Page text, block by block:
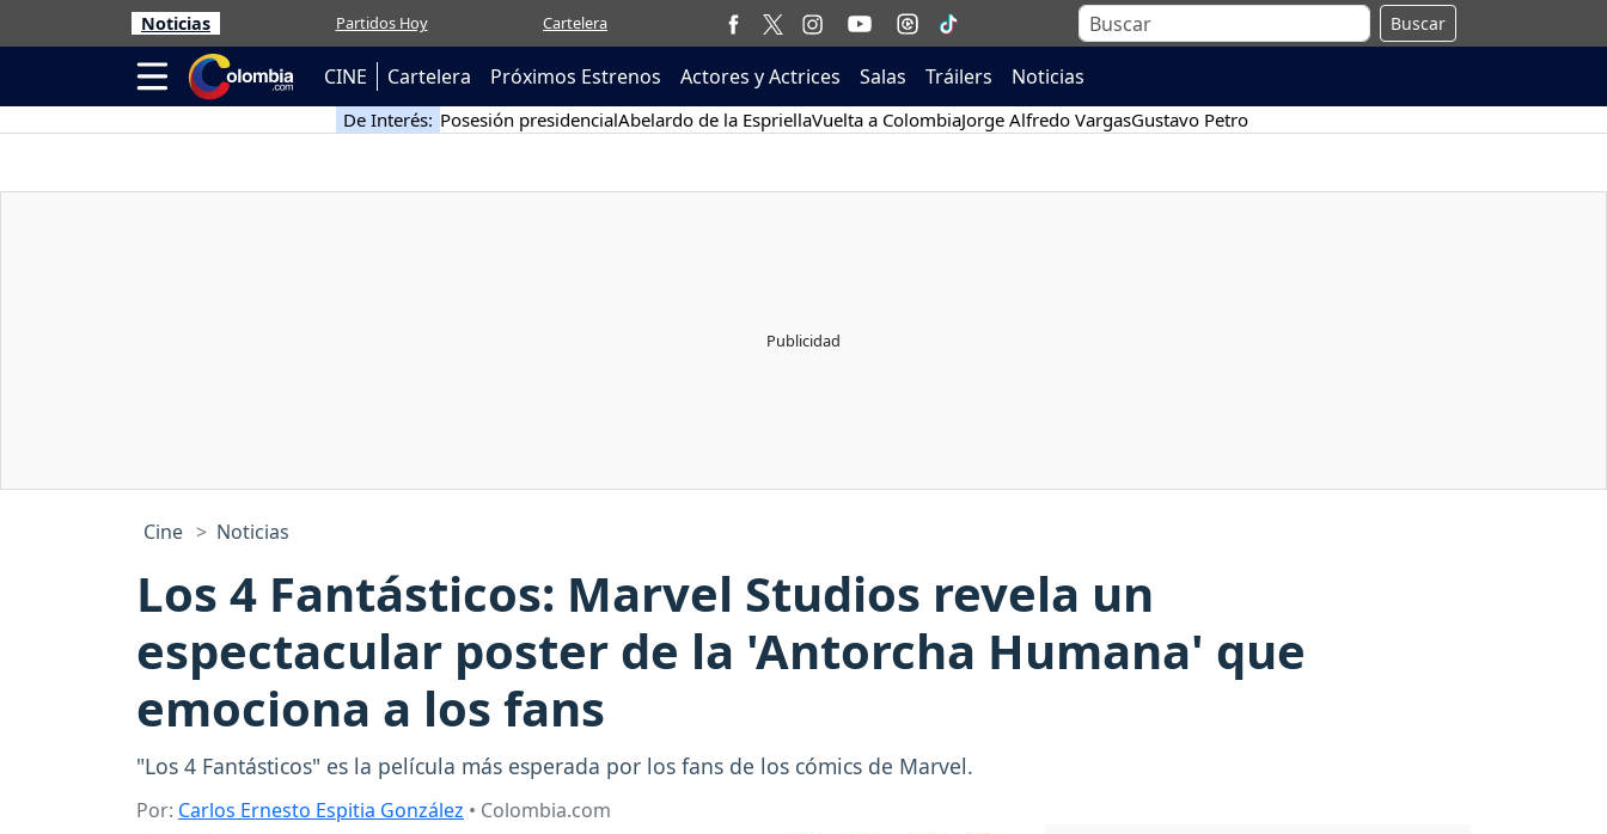
Noticias Partidos Hoy Cartelera Buscar
CINE Cartelera Próximos Estrenos Actores y Actrices Salas Tráilers Noticias
De Interés: Posesión presidencialAbelardo de la EspriellaVuelta a ColombiaJorge Alfredo VargasGustavo Petro
Cine Noticias
Los 4 Fantásticos: Marvel Studios revela un
espectacular poster de la 'Antorcha Humana' que
emociona a los fans
"Los 4 Fantásticos" es la película más esperada por los fans de los cómics de Marvel.
Por: Carlos Ernesto Espitia González • Colombia.com